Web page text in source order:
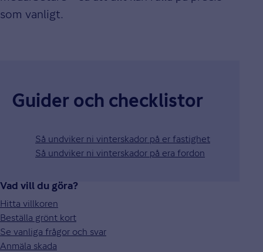
som vanligt.
Guider och checklistor
Så undviker ni vinterskador på er fastighet
Så undviker ni vinterskador på era fordon
Vad vill du göra?
Hitta villkoren
Beställa grönt kort
Se vanliga frågor och svar
Anmäla skada